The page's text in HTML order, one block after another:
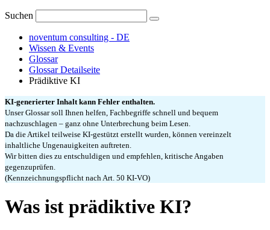
Suchen
noventum consulting - DE
Wissen & Events
Glossar
Glossar Detailseite
Prädiktive KI
KI-generierter Inhalt kann Fehler enthalten.
Unser Glossar soll Ihnen helfen, Fachbegriffe schnell und bequem
nachzuschlagen – ganz ohne Unterbrechung beim Lesen.
Da die Artikel teilweise KI-gestützt erstellt wurden, können vereinzelt
inhaltliche Ungenauigkeiten auftreten.
Wir bitten dies zu entschuldigen und empfehlen, kritische Angaben
gegenzuprüfen.
(Kennzeichnungspflicht nach Art. 50 KI-VO)
Was ist prädiktive KI?